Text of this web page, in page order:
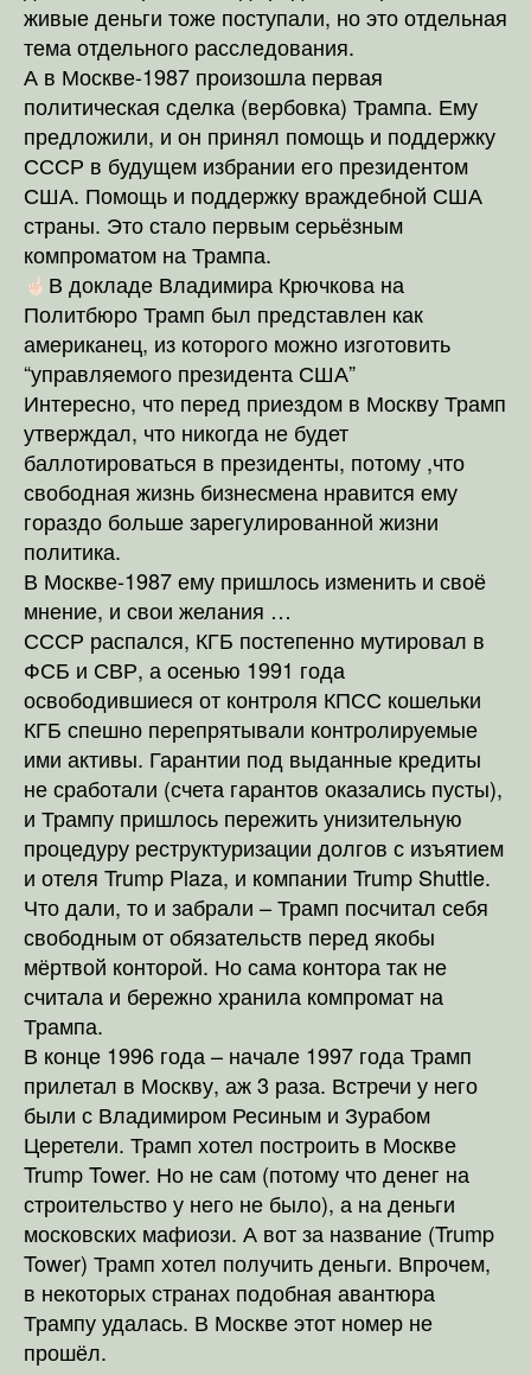
живые деньги тоже поступали, но это отдельная
тема отдельного расследования.
А в Москве-1987 произошла первая
политическая сделка (вербовка) Трампа. Ему
предложили, и он принял помощь и поддержку
СССР в будущем избрании его президентом
США. Помощь и поддержку враждебной США
страны. Это стало первым серьёзным
компроматом на Трампа.
В докладе Владимира Крючкова на
Политбюро Трамп был представлен как
американец, из которого можно изготовить
“управляемого президента США”
Интересно, что перед приездом в Москву Трамп
утверждал, что никогда не будет
баллотироваться в президенты, потому ,что
свободная жизнь бизнесмена нравится ему
гораздо больше зарегулированной жизни
политика.
В Москве-1987 ему пришлось изменить и своё
мнение, и свои желания …
СССР распался, КГБ постепенно мутировал в
ФСБ и СВР, а осенью 1991 года
освободившиеся от контроля КПСС кошельки
КГБ спешно перепрятывали контролируемые
ими активы. Гарантии под выданные кредиты
не сработали (счета гарантов оказались пусты),
и Трампу пришлось пережить унизительную
процедуру реструктуризации долгов с изъятием
и отеля Trump Plaza, и компании Trump Shuttle.
Что дали, то и забрали – Трамп посчитал себя
свободным от обязательств перед якобы
мёртвой конторой. Но сама контора так не
считала и бережно хранила компромат на
Трампа.
В конце 1996 года – начале 1997 года Трамп
прилетал в Москву, аж 3 раза. Встречи у него
были с Владимиром Ресиным и Зурабом
Церетели. Трамп хотел построить в Москве
Trump Tower. Но не сам (потому что денег на
строительство у него не было), а на деньги
московских мафиози. А вот за название (Trump
Tower) Трамп хотел получить деньги. Впрочем,
в некоторых странах подобная авантюра
Трампу удалась. В Москве этот номер не
прошёл.